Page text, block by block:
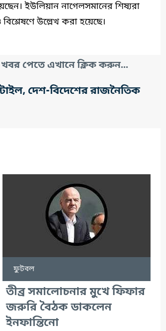
ইউলিয়ান নাগেলসমানের শিষ্যরা
উল্লেখ করা হয়েছে।
পেতে এখানে ক্লিক করুন...
দেশ-বিদেশের রাজনৈতিক
ফুটবল
তীব্র সমালোচনার মুখে ফিফার
জরুরি বৈঠক ডাকলেন
ইনফান্তিনো